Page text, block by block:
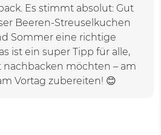
Es stimmt absolut: Gut
Beeren-Streuselkuchen
Sommer eine richtige
ist ein super Tipp für alle,
nachbacken möchten – am
Vortag zubereiten! 😊